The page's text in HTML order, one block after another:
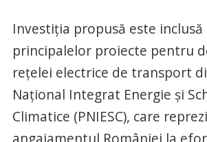
Investiția propusă este inclusă
principalelor proiecte pentru
rețelei electrice de transport
Național Integrat Energie și
Climatice (PNIESC), care